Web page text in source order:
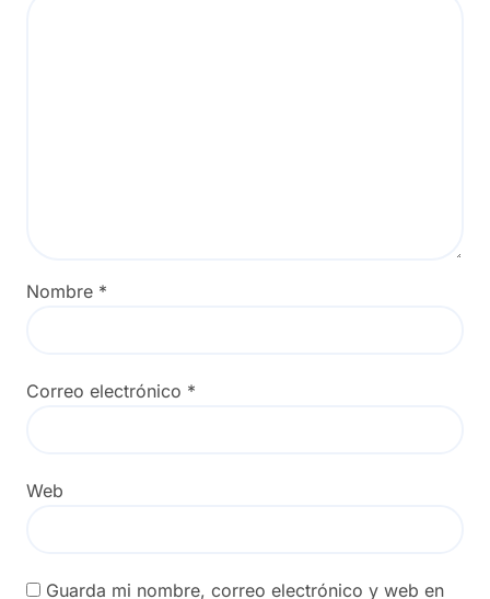
Nombre *
Correo electrónico *
Web
Guarda mi nombre, correo electrónico y web en